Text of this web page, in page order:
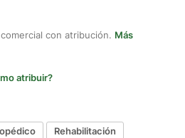
con atribución. Más
atribuir?
Rehabilitación